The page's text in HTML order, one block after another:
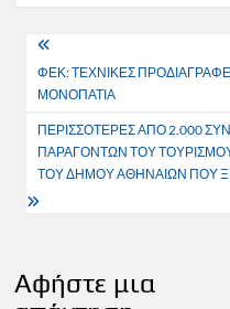
Πλοήγηση
άρθρων
ΦΕΚ: ΤΕΧΝΙΚΕΣ
ΜΟΝΟΠΑΤΙΑ
ΠΕΡΙΣΣΟΤΕΡΕΣ ΑΠΟ 2.000
ΠΑΡΑΓΟΝΤΩΝ ΤΟΥ ΤΟΥΡΙΣΜΟΥ
ΤΟΥ ΔΗΜΟΥ ΑΘΗΝΑΙΩΝ ΠΟΥ
Αφήστε μια